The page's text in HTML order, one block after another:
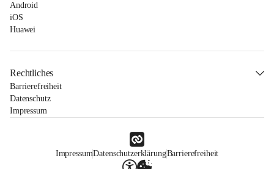
Android
iOS
Huawei
Rechtliches
Barrierefreiheit
Datenschutz
Impressum
ImpressumDatenschutzerklärungBarrierefreiheit